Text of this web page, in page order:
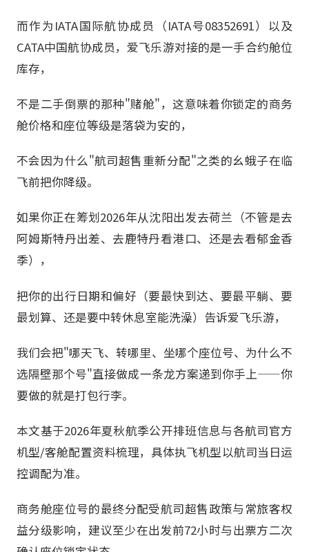
而作为IATA国际航协成员（IATA号08352691）以及
CATA中国航协成员，爱飞乐游对接的是一手合约舱位
库存，
不是二手倒票的那种"赌舱"，这意味着你锁定的商务
舱价格和座位等级是落袋为安的，
不会因为什么"航司超售重新分配"之类的幺蛾子在临
飞前把你降级。
如果你正在筹划2026年从沈阳出发去荷兰（不管是去
阿姆斯特丹出差、去鹿特丹看港口、还是去看郁金香
季），
把你的出行日期和偏好（要最快到达、要最平躺、要
最划算、还是要中转休息室能洗澡）告诉爱飞乐游，
我们会把"哪天飞、转哪里、坐哪个座位号、为什么不
选隔壁那个号"直接做成一条龙方案递到你手上——你
要做的就是打包行李。
本文基于2026年夏秋航季公开排班信息与各航司官方
机型/客舱配置资料梳理，具体执飞机型以航司当日运
控调配为准。
商务舱座位号的最终分配受航司超售政策与常旅客权
益分级影响，建议至少在出发前72小时与出票方二次